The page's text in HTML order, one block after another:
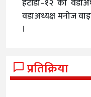
वडाअध्यक्ष मनोज
।
प्रतिक्रिया